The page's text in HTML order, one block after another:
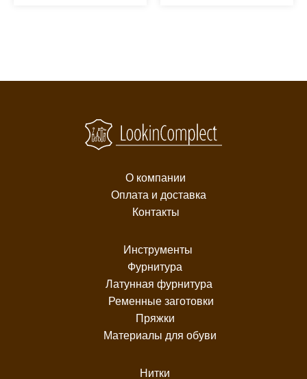
О компании
Оплата и доставка
Контакты
Инструменты
Фурнитура
Латунная фурнитура
Ременные заготовки
Материалы для обуви
Пряжки
Нитки